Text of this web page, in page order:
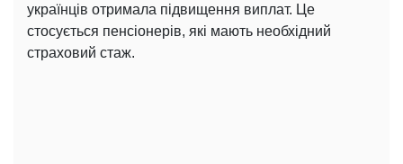
українців отримала підвищення виплат. Це
стосується пенсіонерів, які мають необхідний
страховий стаж.